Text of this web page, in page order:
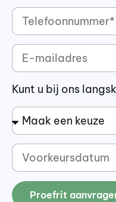
Kunt u bij ons
Proefrit